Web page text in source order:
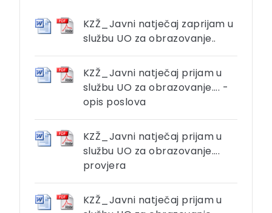
KZŽ_Javni natječaj zaprijam u
službu UO za obrazovanje..
KZŽ_Javni natječaj prijam u
službu UO za obrazovanje.... -
opis poslova
KZŽ_Javni natječaj prijam u
službu UO za obrazovanje....
provjera
KZŽ_Javni natječaj prijam u